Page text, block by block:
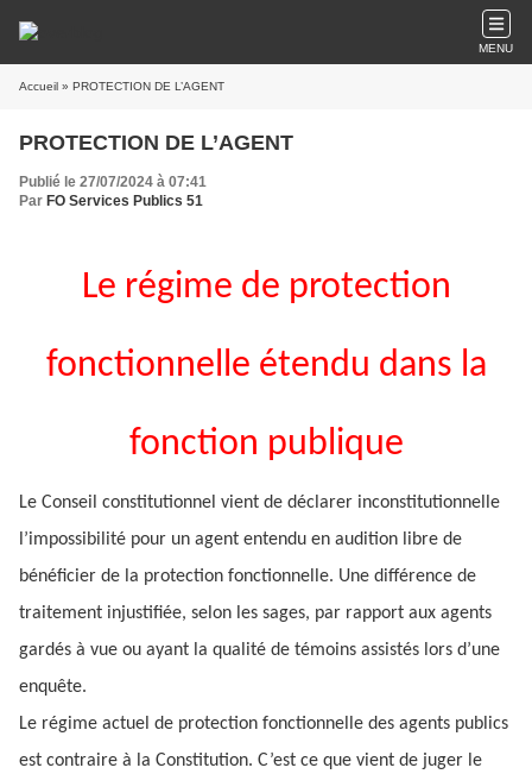
MENU
Accueil » PROTECTION DE L’AGENT
PROTECTION DE L’AGENT
Publié le 27/07/2024 à 07:41
Par FO Services Publics 51
Le régime de protection
fonctionnelle étendu dans la
fonction publique
Le Conseil constitutionnel vient de déclarer inconstitutionnelle
l’impossibilité pour un agent entendu en audition libre de
bénéficier de la protection fonctionnelle. Une différence de
traitement injustifiée, selon les sages, par rapport aux agents
gardés à vue ou ayant la qualité de témoins assistés lors d’une
enquête.
Le régime actuel de protection fonctionnelle des agents publics
est contraire à la Constitution. C’est ce que vient de juger le